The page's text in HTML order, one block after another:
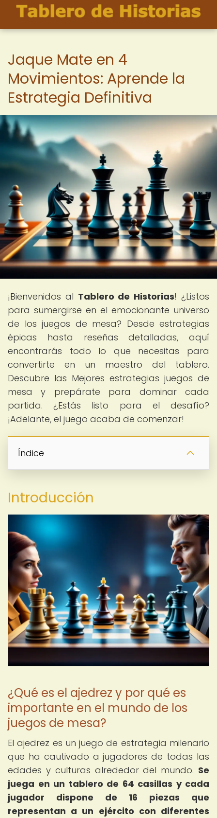
Jaque Mate en 4
Movimientos: Aprende la
Estrategia Definitiva
¡Bienvenidos al Tablero de Historias! ¿Listos
para sumergirse en el emocionante universo
de los juegos de mesa? Desde estrategias
épicas hasta reseñas detalladas, aquí
encontrarás todo lo que necesitas para
convertirte en un maestro del tablero.
Descubre las Mejores estrategias juegos de
mesa y prepárate para dominar cada
partida. ¿Estás listo para el desafío?
¡Adelante, el juego acaba de comenzar!
Índice
Introducción
¿Qué es el ajedrez y por qué es
importante en el mundo de los
juegos de mesa?
El ajedrez es un juego de estrategia milenario
que ha cautivado a jugadores de todas las
edades y culturas alrededor del mundo. Se
juega en un tablero de 64 casillas y cada
jugador dispone de 16 piezas que
representan a un ejército con diferentes